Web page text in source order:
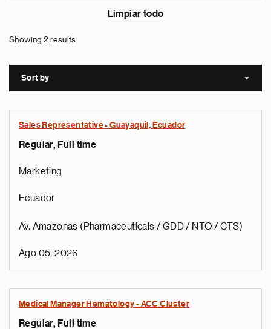
Limpiar todo
Showing 2 results
Sort by Sort
Sales Representative - Guayaquil, Ecuador
Regular, Full time
Marketing
Ecuador
Av. Amazonas (Pharmaceuticals / GDD / NTO / CTS)
Ago 05, 2026
Medical Manager Hematology - ACC Cluster
Regular, Full time